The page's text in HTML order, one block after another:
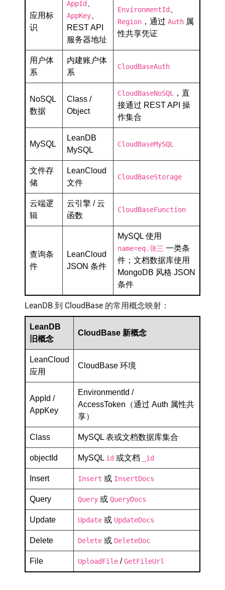
应用标
识
AppId、
AppKey、
REST API
服务器地址
EnvironmentId、
Region，通过 Auth属
性共享凭证
用户体
系
内建账户体
系
CloudBaseAuth
NoSQL
数据
Class /
Object
CloudBaseNoSQL ，直
接通过 REST API 操
作集合
MySQL
LeanDB
MySQL
CloudBaseMySQL
文件存
储
LeanCloud
文件
CloudBaseStorage
云端逻
辑
云引擎 / 云
函数
CloudBaseFunction
查询条
件
LeanCloud
JSON 条件
MySQL 使用
name=eq.张三 一类条
件；文档数据库使用
MongoDB 风格 JSON
条件
LeanDB 到 CloudBase 的常用概念映射：
LeanDB
旧概念
CloudBase 新概念
LeanCloud
应用
CloudBase 环境
AppId /
AppKey
EnvironmentId /
AccessToken（通过 Auth 属性共
享）
Class MySQL 表或文档数据库集合
objectId MySQL id或文档 _id
Insert Insert 或 InsertDocs
Query Query或 QueryDocs
Update Update或 UpdateDocs
Delete Delete或 DeleteDoc
File UploadFile/GetFileUrl